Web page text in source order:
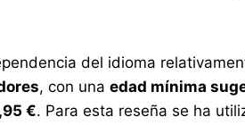
del idioma
, con unaedad mínima
€. Para esta reseña se ha